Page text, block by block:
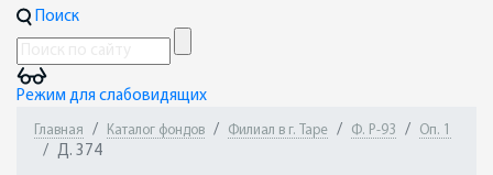
Поиск
Режим для слабовидящих
Главная Каталог фондов Филиал в г. Таре Ф. Р-93 Оп. 1
Д. 374